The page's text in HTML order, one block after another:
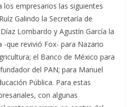
los empresarios las siguientes
Galindo la Secretaría de
Lombardo y Agustín García la
-que revivió Fox- para Nazario
el Banco de México para
del PAN; para Manuel
Pública. Para estas
con algunas